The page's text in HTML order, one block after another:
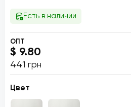
Есть в наличии
ОПТ
$ 9.80
441 грн
Цвет